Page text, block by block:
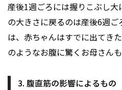
産後1週ごろには握りこぶし
の大きさに戻るのは産後6週
は、赤ちゃんはすでに出てき
のようなお腹に驚くお母さん
3. 腹直筋の影響によるもの